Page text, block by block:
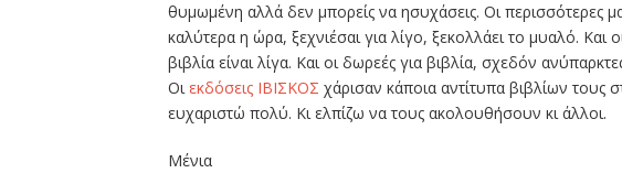
θυμωμένη αλλά δεν μπορείς να ησυχάσεις. Οι περισσότερες
καλύτερα η ώρα, ξεχνιέσαι για λίγο, ξεκολλάει το μυαλό. Και
βιβλία είναι λίγα. Και οι δωρεές για βιβλία, σχεδόν
Οιεκδόσεις ΙΒΙΣΚΟΣ χάρισαν κάποια αντίτυπα βιβλίων
ευχαριστώ πολύ. Κι ελπίζω να τους ακολουθήσουν κι άλλοι.
Μένια